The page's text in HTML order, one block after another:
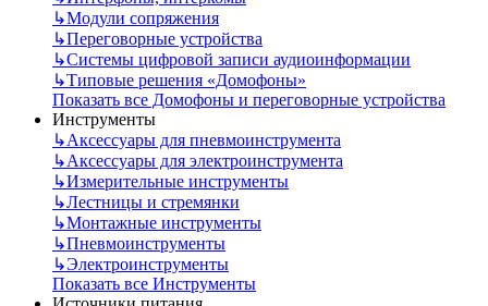
↳Модули сопряжения
↳Переговорные устройства
↳Системы цифровой записи аудиоинформации
↳Типовые решения «Домофоны»
Показать все Домофоны и переговорные устройства
Инструменты
↳Аксессуары для пневмоинструмента
↳Аксессуары для электроинструмента
↳Измерительные инструменты
↳Лестницы и стремянки
↳Монтажные инструменты
↳Пневмоинструменты
↳Электроинструменты
Показать все Инструменты